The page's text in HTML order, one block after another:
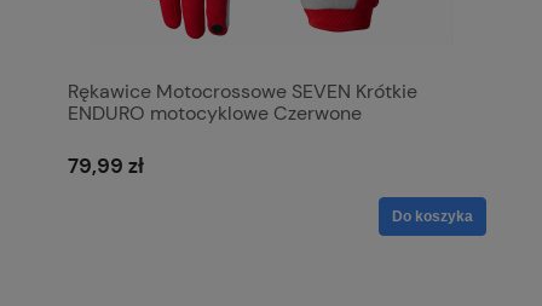
Rękawice Motocrossowe SEVEN Krótkie
ENDURO motocyklowe Czerwone
79,99 zł
Do koszyka